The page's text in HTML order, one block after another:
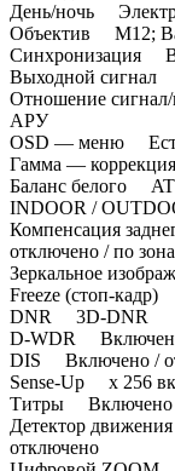
День/ночь
Объектив M12;
Синхронизация
Выходной сигнал
Отношение
АРУ
OSD — меню
Гамма —
Баланс белого
INDOOR /
Компенсация
отключено / по
Зеркальное
Freeze (стоп-
DNR 3D-DNR
D-WDR
DIS Включено /
Sense-Up х 256
Титры Включено
Детектор
отключено